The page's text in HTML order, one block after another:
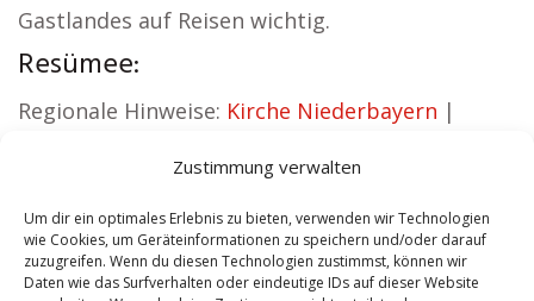
Zustimmung verwalten
Um dir ein optimales Erlebnis zu bieten, verwenden wir Technologien
wie Cookies, um Geräteinformationen zu speichern und/oder darauf
zuzugreifen. Wenn du diesen Technologien zustimmst, können wir
Daten wie das Surfverhalten oder eindeutige IDs auf dieser Website
Gastlandes auf Reisen wichtig.
Resümee:
Regionale Hinweise: Kirche Niederbayern |
Sicherheitsdienst Niederbayern|
Niederbayern|Hundeschule Niederbayern|
Schamane Niederbayern